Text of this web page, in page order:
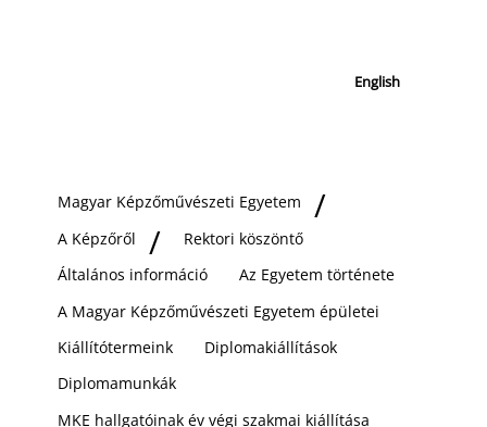
English
Magyar Képzőművészeti Egyetem
A Képzőről
Rektori köszöntő
Általános információ
Az Egyetem története
A Magyar Képzőművészeti Egyetem épületei
Kiállítótermeink
Diplomakiállítások
Diplomamunkák
MKE hallgatóinak év végi szakmai kiállítása